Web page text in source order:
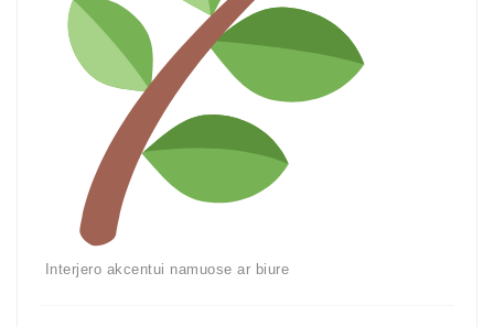
Interjero akcentui namuose ar biure